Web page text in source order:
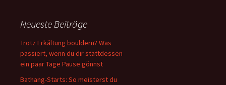
Neueste Beiträge
Trotz Erkältung bouldern? Was
passiert, wenn du dir stattdessen
ein paar Tage Pause gönnst
Bathang-Starts: So meisterst du